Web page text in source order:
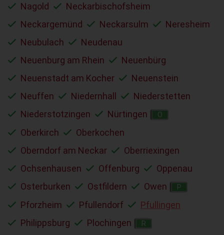
Nagold
Neckarbischofsheim
Neckargemünd
Neckarsulm
Neresheim
Neubulach
Neudenau
Neuenburg am Rhein
Neuenbürg
Neuenstadt am Kocher
Neuenstein
Neuffen
Niedernhall
Niederstetten
Niederstotzingen
Nürtingen O
Oberkirch
Oberkochen
Oberndorf am Neckar
Oberriexingen
Ochsenhausen
Offenburg
Oppenau
Osterburken
Ostfildern Owen P
Pforzheim Pfullendorf
Pfullingen
Philippsburg
Plochingen R